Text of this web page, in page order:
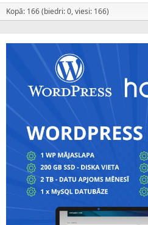
Kopā: 166 (biedri: 0, viesi: 166)